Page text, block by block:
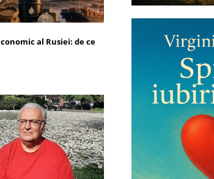
al Rusiei: de ce